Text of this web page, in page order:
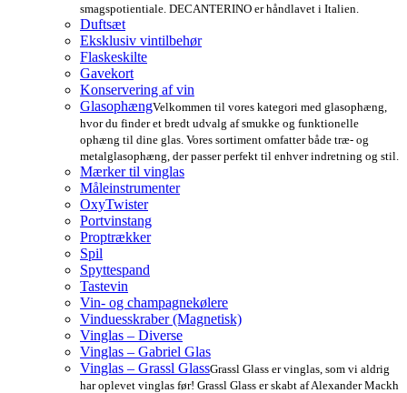
smagspotientiale. DECANTERINO er håndlavet i Italien.
Duftsæt
Eksklusiv vintilbehør
Flaskeskilte
Gavekort
Konservering af vin
GlasophængVelkommen til vores kategori med glasophæng,
hvor du finder et bredt udvalg af smukke og funktionelle
ophæng til dine glas. Vores sortiment omfatter både træ- og
metalglasophæng, der passer perfekt til enhver indretning og stil.
Mærker til vinglas
Måleinstrumenter
OxyTwister
Portvinstang
Proptrækker
Spil
Spyttespand
Tastevin
Vin- og champagnekølere
Vinduesskraber (Magnetisk)
Vinglas – Diverse
Vinglas – Gabriel Glas
Vinglas – Grassl GlassGrassl Glass er vinglas, som vi aldrig
har oplevet vinglas før! Grassl Glass er skabt af Alexander Mackh